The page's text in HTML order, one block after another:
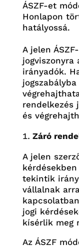
ÁSZF-et
Honlapon
hatályossá.
A jelen
jogviszonyra
irányadók.
rendelkezés
és
Záró
A jelen
tekintik
vállalnak
jogi
kísérlik meg
Az ÁSZF